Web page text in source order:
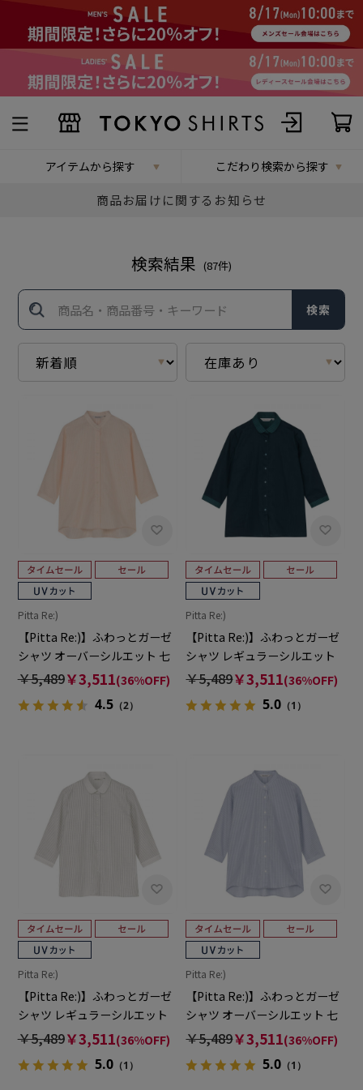
アイテムから探す こだわり検索から探す
商品お届けに関するお知らせ
検索結果 (87件)
検索
Pitta Re:)
【Pitta Re:)】ふわっとガーゼ
シャツ オーバーシルエット 七
分袖 綿100% レディース カジ
￥5,489￥3,511(36%OFF)
4.5（2）
Pitta Re:)
【Pitta Re:)】ふわっとガーゼ
シャツ レギュラーシルエット
七分袖 綿100% レディース カ
ジュアルシャツ
￥5,489￥3,511(36%OFF)
5.0 （1）
Pitta Re:)
【Pitta Re:)】ふわっとガーゼ
シャツ レギュラーシルエット
七分袖 綿100% レディース カ
ジュアルシャツ
￥5,489￥3,511(36%OFF)
5.0（1）
Pitta Re:)
【Pitta Re:)】ふわっとガーゼ
シャツ オーバーシルエット 七
分袖 綿100% レディース カジ
ュアルシャツ
￥5,489￥3,511(36%OFF)
5.0 （1）